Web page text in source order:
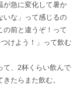
が急に変化して暑か
いな」って感じるの
の前と違うぞ！って
けよう！」って飲む
て、2杯くらい飲んで
たらまた飲む。